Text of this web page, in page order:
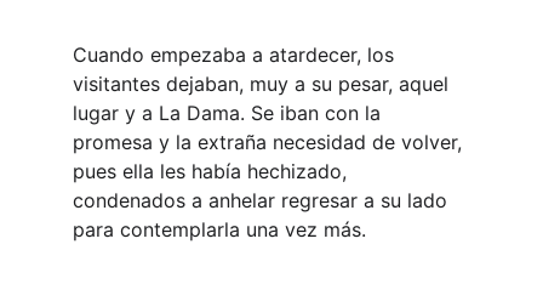
Cuando empezaba a atardecer, los
visitantes dejaban, muy a su pesar, aquel
lugar y a La Dama. Se iban con la
promesa y la extraña necesidad de volver,
pues ella les había hechizado,
condenados a anhelar regresar a su lado
para contemplarla una vez más.